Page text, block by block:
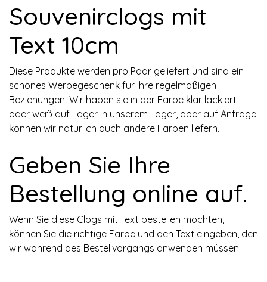
Souvenirclogs mit
Text 10cm
Diese Produkte werden pro Paar geliefert und sind ein
schönes Werbegeschenk für Ihre regelmäßigen
Beziehungen. Wir haben sie in der Farbe klar lackiert
oder weiß auf Lager in unserem Lager, aber auf Anfrage
können wir natürlich auch andere Farben liefern.
Geben Sie Ihre
Bestellung online auf.
Wenn Sie diese Clogs mit Text bestellen möchten,
können Sie die richtige Farbe und den Text eingeben, den
wir während des Bestellvorgangs anwenden müssen.